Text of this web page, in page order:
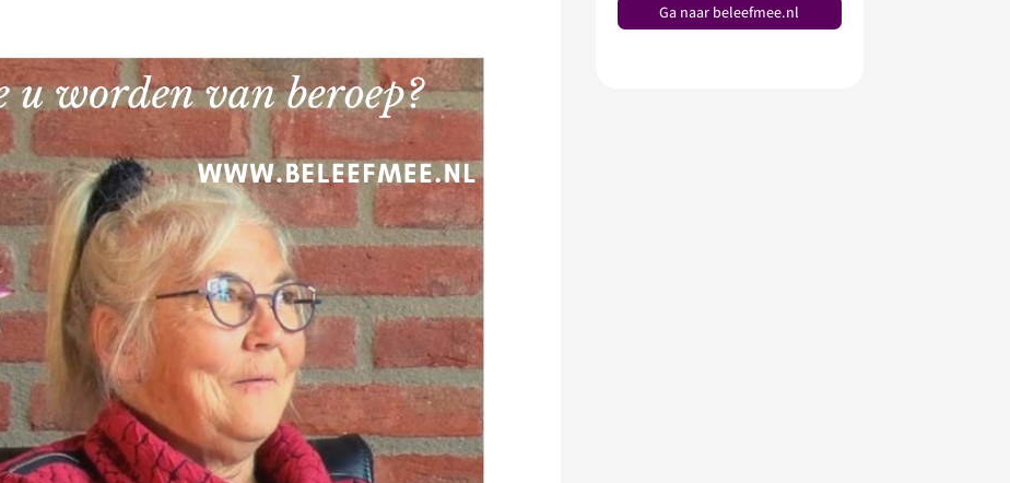
Ga naar beleefmee.nl